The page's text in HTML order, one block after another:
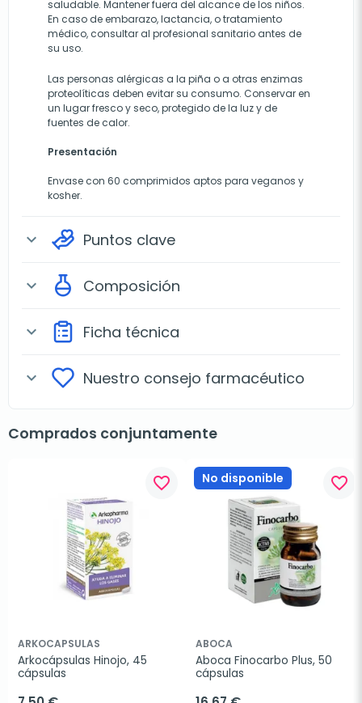
saludable. Mantener fuera del alcance de los niños.
En caso de embarazo, lactancia, o tratamiento
médico, consultar al profesional sanitario antes de
su uso.
Las personas alérgicas a la piña o a otras enzimas
proteolíticas deben evitar su consumo. Conservar en
un lugar fresco y seco, protegido de la luz y de
fuentes de calor.
Presentación
Envase con 60 comprimidos aptos para veganos y
kosher.
expand_more Puntos clave
expand_more Composición
expand_more Ficha técnica
expand_more Nuestro consejo farmacéutico
Comprados conjuntamente
favorite_border
ARKOCAPSULAS
Arkocápsulas Hinojo, 45
cápsulas
No disponible favorite_border
ABOCA
Aboca Finocarbo Plus, 50
cápsulas